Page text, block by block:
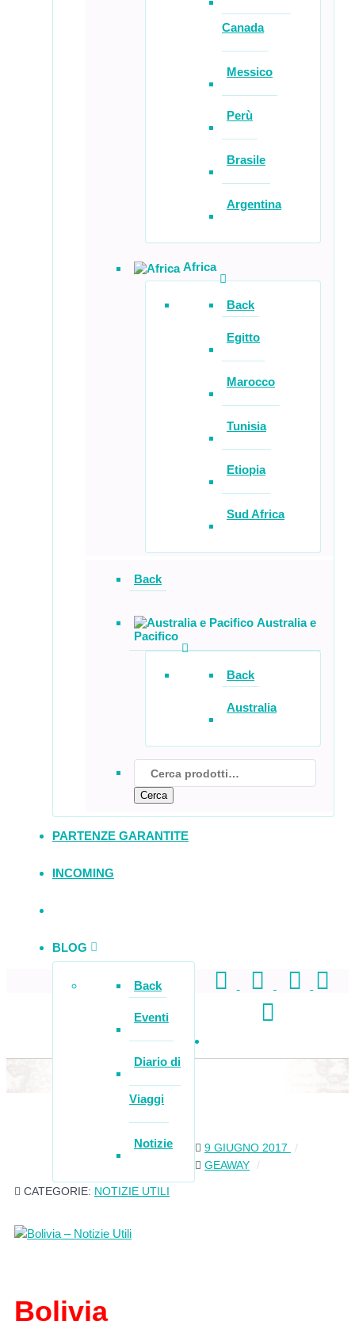
Canada
Messico
Perù
Brasile
Argentina
Africa
Back
Egitto
Marocco
Tunisia
Etiopia
Sud Africa
Back
Australia e
Pacifico
Back
Australia
e
r
c
a:
Cerca
PARTENZE GARANTITE
INCOMING
BLOG
Back
Eventi
Diario di
Viaggi
Notizie
9 GIUGNO 2017
GEAWAY
CATEGORIE: NOTIZIE UTILI
Bolivia